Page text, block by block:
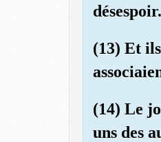
désespoir.
(13) Et
(14) Le
uns des